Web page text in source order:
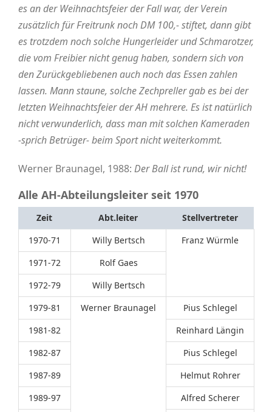
es an der Weihnachtsfeier der Fall war, der Verein
zusätzlich für Freitrunk noch DM 100,- stiftet, dann gibt
es trotzdem noch solche Hungerleider und Schmarotzer,
die vom Freibier nicht genug haben, sondern sich von
den Zurückgebliebenen auch noch das Essen zahlen
lassen. Mann staune, solche Zechpreller gab es bei der
letzten Weihnachtsfeier der AH mehrere. Es ist natürlich
nicht verwunderlich, dass man mit solchen Kameraden
-sprich Betrüger- beim Sport nicht weiterkommt.
Werner Braunagel, 1988: Der Ball ist rund, wir nicht!
Alle AH-Abteilungsleiter seit 1970
Zeit Abt.leiter
Stellvertreter
1970-71
Willy Bertsch
Franz Würmle
1971-72
Rolf Gaes
1972-79
Willy Bertsch
1979-81
Werner Braunagel
Pius Schlegel
1981-82
Reinhard Längin
1982-87
Pius Schlegel
1987-89
Helmut Rohrer
1989-97
Alfred Scherer